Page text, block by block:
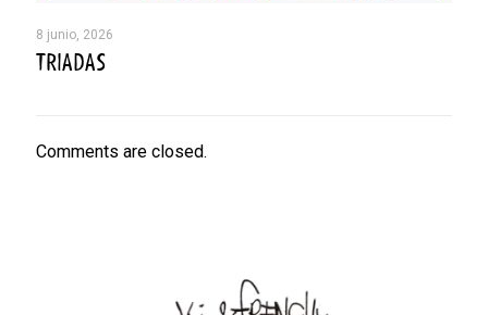
8 junio, 2026
TRIADAS
Comments are closed.